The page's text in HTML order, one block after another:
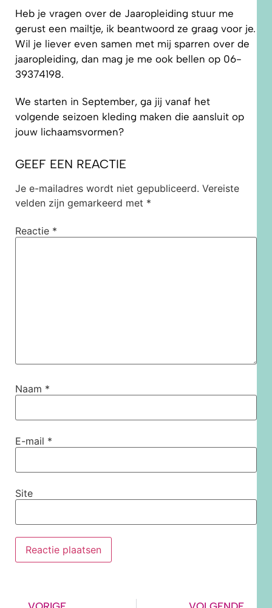
Heb je vragen over de Jaaropleiding stuur me
gerust een mailtje, ik beantwoord ze graag voor je.
Wil je liever even samen met mij sparren over de
jaaropleiding, dan mag je me ook bellen op 06-
39374198.
We starten in September, ga jij vanaf het
volgende seizoen kleding maken die aansluit op
jouw lichaamsvormen?
GEEF EEN REACTIE
Je e-mailadres wordt niet gepubliceerd. Vereiste
velden zijn gemarkeerd met *
Reactie *
Naam *
E-mail *
Site